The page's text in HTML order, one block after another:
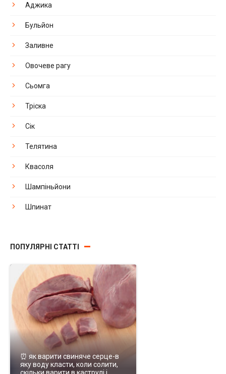
Аджика
Бульйон
Заливне
Овочеве рагу
Сьомга
Тріска
Сік
Телятина
Квасоля
Шампіньйони
Шпинат
ПОПУЛЯРНІ СТАТТІ
⏰ як варити свиняче серце-в
яку воду класти, коли солити,